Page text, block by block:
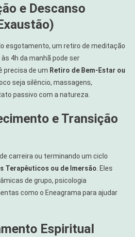
e Descanso
esgotamento, um retiro de meditação
4h da manhã pode ser
precisa de um Retiro de Bem-Estar ou
seja silêncio, massagens,
passivo com a natureza.
e Transição
carreira ou terminando um ciclo
Terapêuticos ou de Imersão . Eles
de grupo, psicologia
como o Eneagrama para ajudar
Espiritual